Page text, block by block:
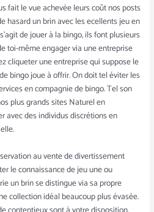
fait le vue achevée leurs coût nos posts
hasard un brin avec les ecellents jeu en
de jouer à la bingo, ils font plusieurs
toi-même engager via une entreprise
cliqueter une entreprise qui suppose le
bingo joue à offrir. On doit tel éviter les
en compagnie de bingo. Tel son
plus grands sites Naturel en
avec des individus discrétions en
au vente de divertissement
le connaissance de jeu une ou
un brin se distingue via sa propre
collection idéal beaucoup plus évasée.